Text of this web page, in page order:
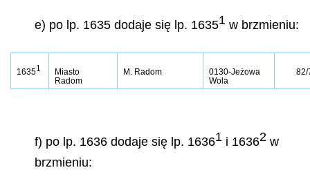
e) po lp. 1635 dodaje się lp. 16351 w brzmieniu:
16351
Miasto
Radom
M. Radom
0130-Jeżowa
Wola
82/
f) po lp. 1636 dodaje się lp. 16361 i 16362 w
brzmieniu: